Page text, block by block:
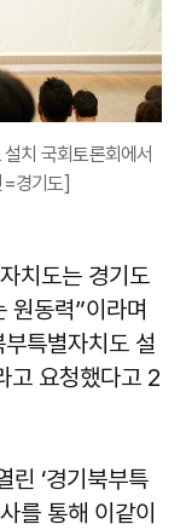
치 국회토론회에서
=경기도]
치도는 경기도
원동력”이라며
특별자치도 설
고 요청했다고 2
린 ‘경기북부특
를 통해 이같이